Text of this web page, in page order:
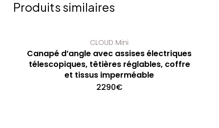
Produits similaires
CLOUD Mini
Canapé d’angle avec assises électriques
télescopiques, têtières réglables, coffre
et tissus imperméable
2290€